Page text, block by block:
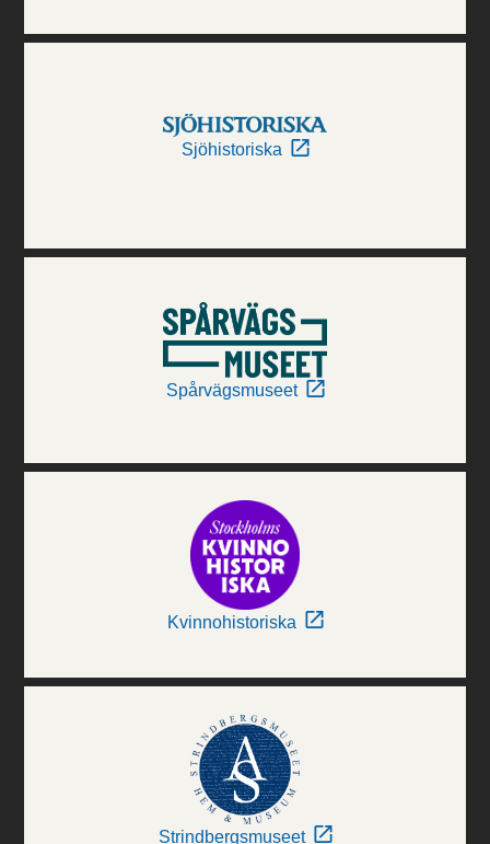
Sjöhistoriska
Spårvägsmuseet
Kvinnohistoriska
Strindbergsmuseet